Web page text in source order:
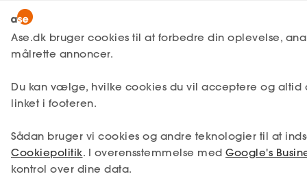
Dokumenter.dk
A-kasse
Lønsikring
Få svar
Lønmodtager Få svar
Guide til ansøgningens
Den gode jobansøgning er ikke ‘one size
Ase.dk bruger cookies til at forbedre din oplevelse,
målrette annoncer.
Du kan vælge, hvilke cookies du vil acceptere og
linket i footeren.
Sådan bruger vi cookies og andre teknologier til at
Cookiepolitik. I overensstemmelse med Google's
kontrol over dine data.